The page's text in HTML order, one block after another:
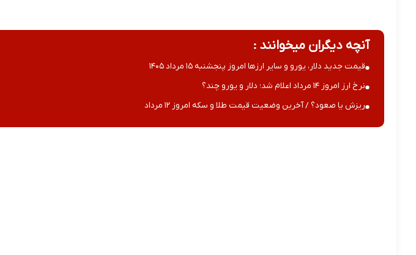
آنچه دیگران میخوانند :
قیمت جدید دلار، یورو و سایر ارزها امروز پنجشنبه ۱۵ مرداد ۱۴۰۵
نرخ ارز امروز ۱۴ مرداد اعلام شد؛ دلار و یورو چند؟
ریزش یا صعود؟ / آخرین وضعیت قیمت طلا و سکه امروز ۱۲ مرداد